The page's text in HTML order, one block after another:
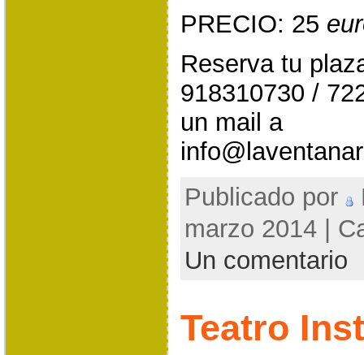
PRECIO: 25
Reserva tu
918310730 /
un mail a
Publicado por
marzo 2014 |
Un comentario
Teatro